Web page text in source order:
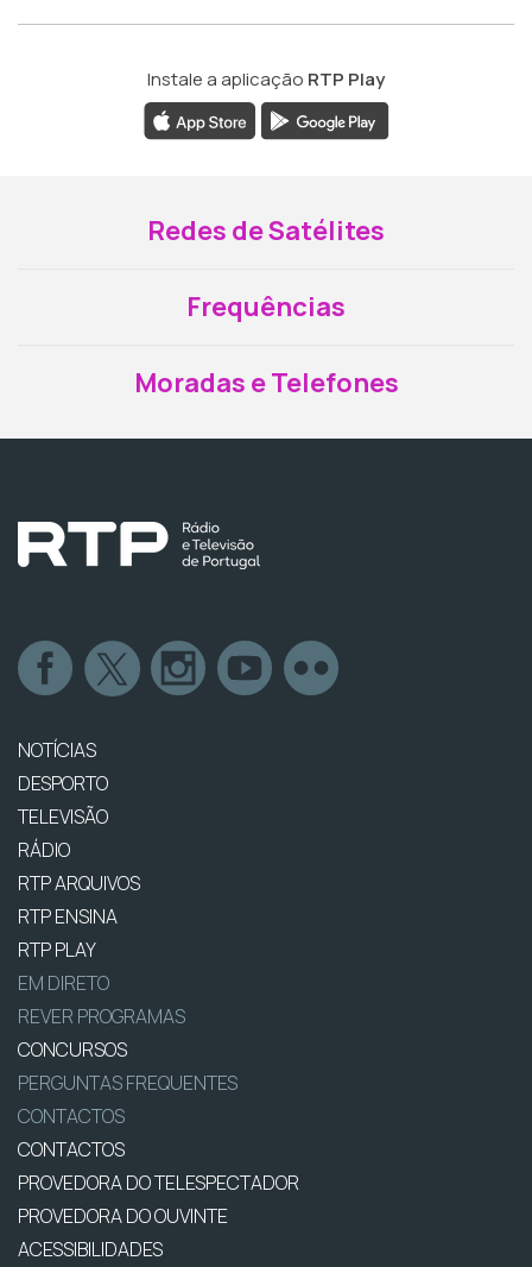
Instale a aplicação RTP Play
Redes de Satélites
Frequências
Moradas e Telefones
NOTÍCIAS
DESPORTO
TELEVISÃO
RÁDIO
RTP ARQUIVOS
RTP ENSINA
RTP PLAY
EM DIRETO
REVER PROGRAMAS
CONCURSOS
PERGUNTAS FREQUENTES
CONTACTOS
CONTACTOS
PROVEDORA DO TELESPECTADOR
PROVEDORA DO OUVINTE
ACESSIBILIDADES